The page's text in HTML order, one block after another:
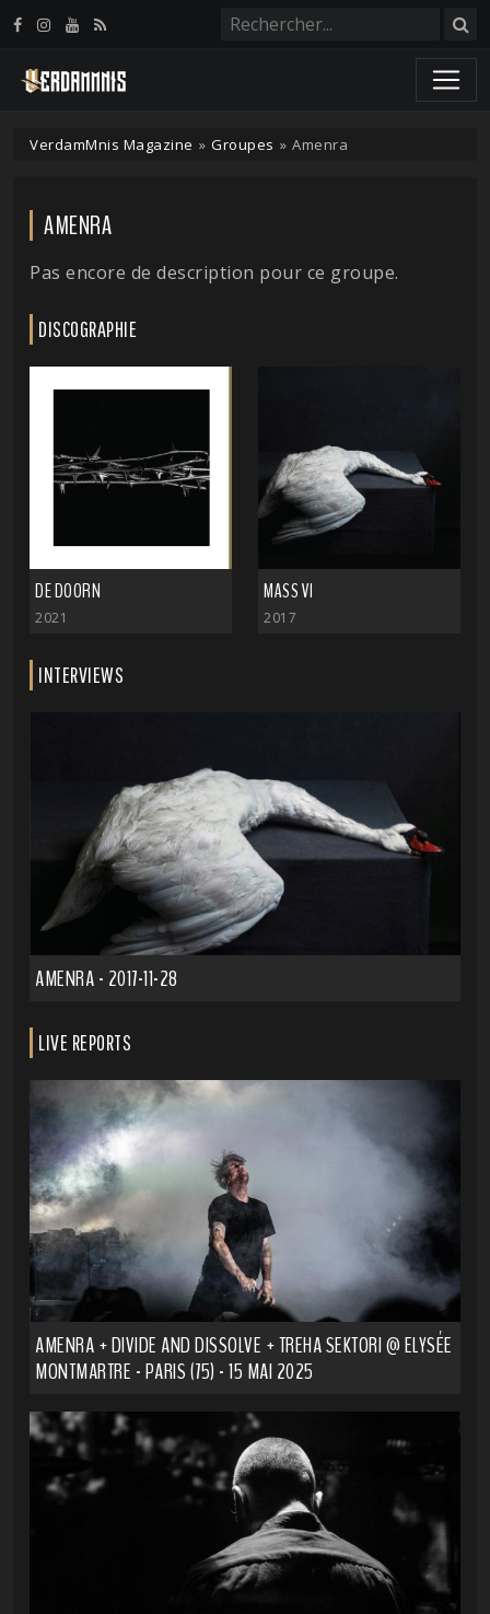
VerdamMnis Magazine » Groupes » Amenra
AMENRA
Pas encore de description pour ce groupe.
DISCOGRAPHIE
DE DOORN
2021
MASS VI
2017
INTERVIEWS
AMENRA - 2017-11-28
LIVE REPORTS
AMENRA + DIVIDE AND DISSOLVE + TREHA SEKTORI @ ELYSÉE
MONTMARTRE - PARIS (75) - 15 MAI 2025
Panneau de gestion des cookies